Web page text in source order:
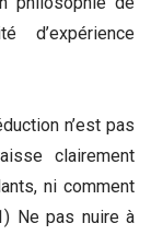
d’expérience
n’est pas
clairement
ni comment
Ne pas nuire à